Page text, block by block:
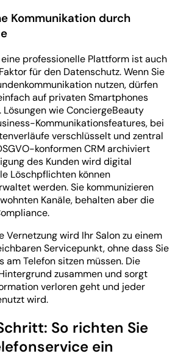
Kommunikation durch
professionelle Plattform ist auch
für den Datenschutz. Wenn Sie
nutzen, dürfen
auf privaten Smartphones
wie ConciergeBeauty
Kommunikationsfeatures, bei
verschlüsselt und zentral
konformen CRM archiviert
des Kunden wird digital
Löschpflichten können
werden. Sie kommunizieren
Kanäle, behalten aber die
Vernetzung wird Ihr Salon zu einem
Servicepunkt, ohne dass Sie
am Telefon sitzen müssen. Die
zusammen und sorgt
verloren geht und jeder
wird.
So richten Sie
ein